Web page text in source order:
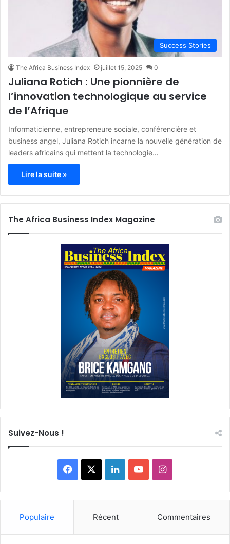
Success Stories
The Africa Business Index juillet 15, 2025 0
Juliana Rotich : Une pionnière de
l’innovation technologique au service
de l’Afrique
Informaticienne, entrepreneure sociale, conférencière et
business angel, Juliana Rotich incarne la nouvelle génération de
leaders africains qui mettent la technologie…
Lire la suite »
The Africa Business Index Magazine
Suivez-Nous !
a
L
i
o
I
n
Populaire Récent Commentaires